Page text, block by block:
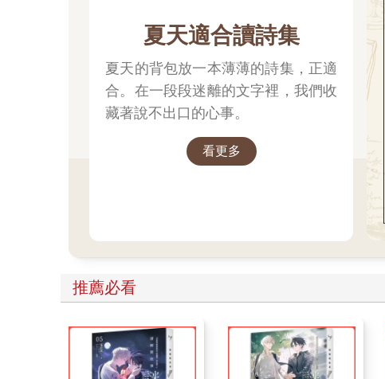
夏天適合讀詩集
夏天的背包放一本薄薄的詩集，正適
合。在一段段迷離的文字裡，我們收
藏著說不出口的心事。
看更多
推薦必看